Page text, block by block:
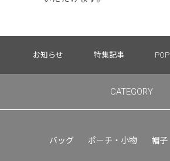
お知らせ 特集記事 POP
CATEGORY
バッグ ポーチ・小物 帽子